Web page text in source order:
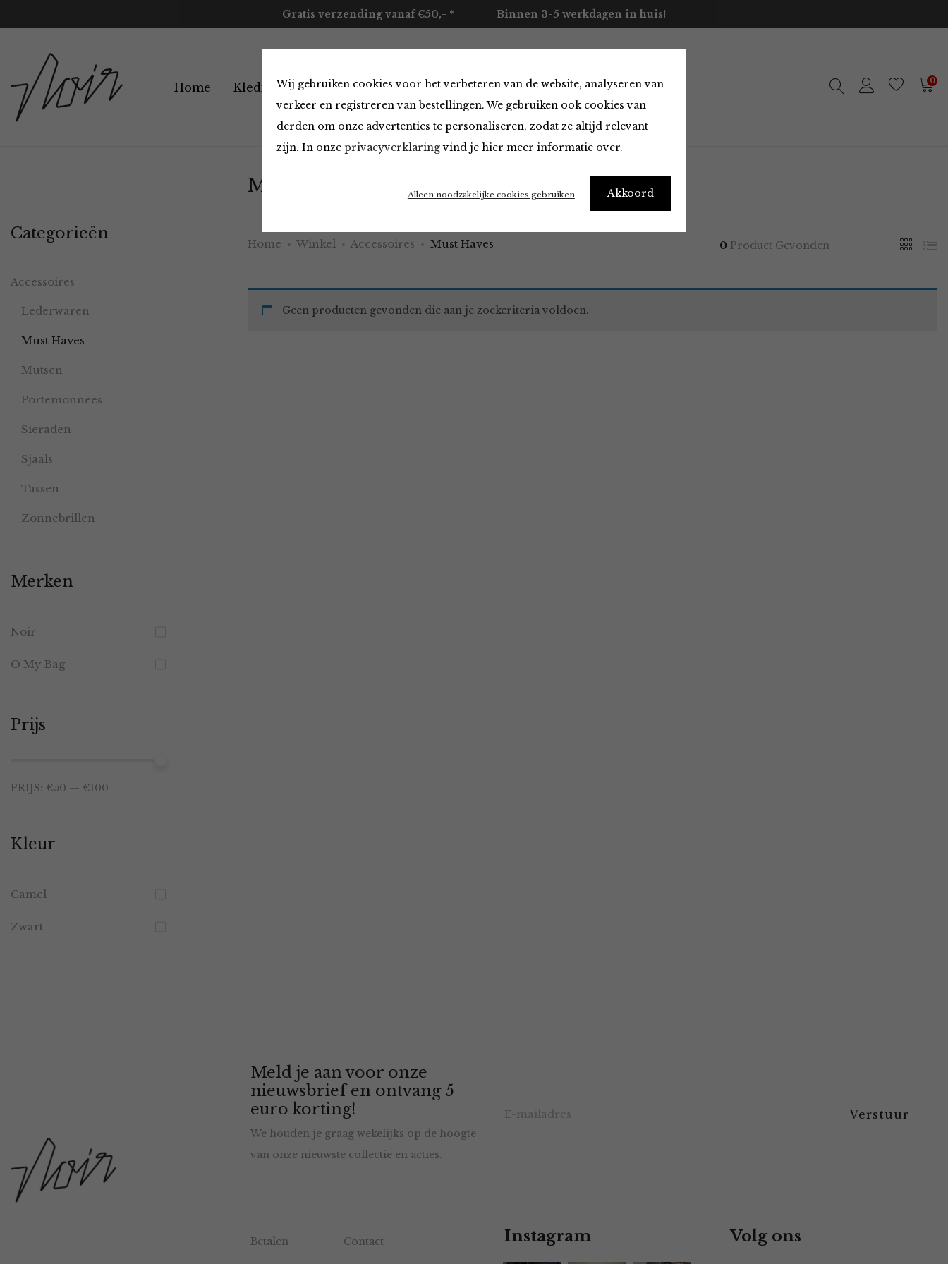
Wij gebruiken cookies voor het verbeteren van de website, analyseren van
verkeer en registreren van bestellingen. We gebruiken ook cookies van
derden om onze advertenties te personaliseren, zodat ze altijd relevant
zijn. In onze privacyverklaringvind je hier meer informatie over.
Akkoord
Alleen noodzakelijke cookies gebruiken
Gratis verzending vanaf €50,- * Binnen 3-5 werkdagen in huis!
Home Kleding Accessoires Merken Over ons Contact 0
Must Haves
Home Winkel Accessoires Must Haves 0 Product Gevonden
Geen producten gevonden die aan je zoekcriteria voldoen.
Categorieën
Accessoires
Lederwaren
Must Haves
Mutsen
Portemonnees
Sieraden
Sjaals
Tassen
Zonnebrillen
Merken
Noir
O My Bag
Prijs
PRIJS: €50 — €100
Kleur
Camel
Zwart
Meld je aan voor onze
nieuwsbrief en ontvang 5
euro korting!
We houden je graag wekelijks op de hoogte
van onze nieuwste collectie en acties.
Betalen Contact Instagram Volg ons